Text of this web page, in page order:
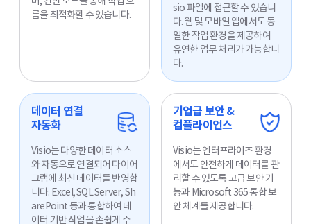
름을 최적화할 수 있습니다.
sio 파일에 접근할 수 있습니
다. 웹 및 모바일 앱에서도 동
일한 작업 환경을 제공하여
유연한 업무 처리가 가능합니
다.
데이터 연결
자동화
Visio는 다양한 데이터 소스
와 자동으로 연결되어 다이어
그램에 최신 데이터를 반영합
니다. Excel, SQL Server, Sh
arePoint 등과 통합하여 데
이터 기반 작업을 손쉽게 수
기업급 보안 &
컴플라이언스
Visio는 엔터프라이즈 환경
에서도 안전하게 데이터를 관
리할 수 있도록 고급 보안 기
능과 Microsoft 365 통합 보
안 체계를 제공합니다.